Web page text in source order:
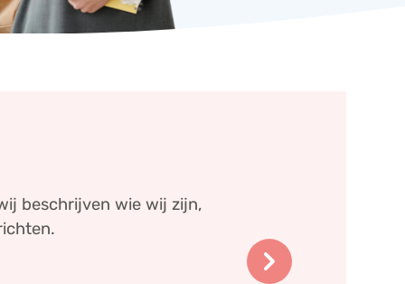
beschrijven wie wij zijn,
keyboard_arrow_right